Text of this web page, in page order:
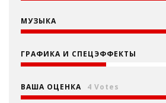
МУЗЫКА
ГРАФИКА И СПЕЦЭФФЕКТЫ
ВАША ОЦЕНКА 4 Votes